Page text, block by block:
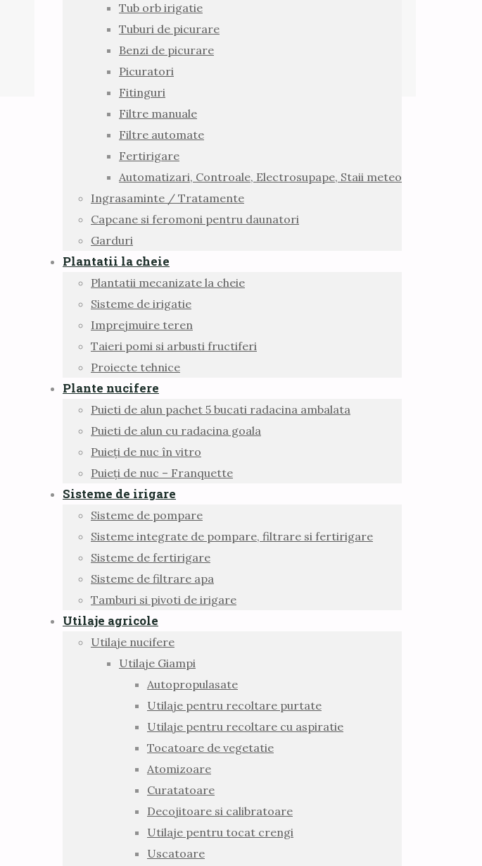
Tub orb irigatie
Tuburi de picurare
Benzi de picurare
Picuratori
Fitinguri
Filtre manuale
Filtre automate
Fertirigare
Automatizari, Controale, Electrosupape, Staii meteo
Ingrasaminte / Tratamente
Capcane si feromoni pentru daunatori
Garduri
Plantatii la cheie
Plantatii mecanizate la cheie
Sisteme de irigatie
Imprejmuire teren
Taieri pomi si arbusti fructiferi
Proiecte tehnice
Plante nucifere
Puieti de alun pachet 5 bucati radacina ambalata
Puieti de alun cu radacina goala
Puieți de nuc în vitro
Puieți de nuc – Franquette
Sisteme de irigare
Sisteme de pompare
Sisteme integrate de pompare, filtrare si fertirigare
Sisteme de fertirigare
Sisteme de filtrare apa
Tamburi si pivoti de irigare
Utilaje agricole
Utilaje nucifere
Utilaje Giampi
Autopropulasate
Utilaje pentru recoltare purtate
Utilaje pentru recoltare cu aspiratie
Tocatoare de vegetatie
Atomizoare
Curatatoare
Decojitoare si calibratoare
Utilaje pentru tocat crengi
Uscatoare